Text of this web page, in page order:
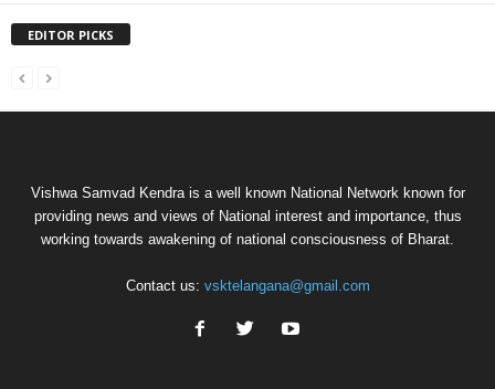
EDITOR PICKS
Vishwa Samvad Kendra is a well known National Network known for
providing news and views of National interest and importance, thus
working towards awakening of national consciousness of Bharat.
Contact us: vsktelangana@gmail.com